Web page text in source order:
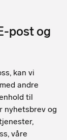
post og
kan vi
andre
til
nyhetsbrev og
våre